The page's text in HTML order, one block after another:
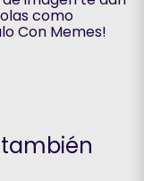
como
Con Memes!